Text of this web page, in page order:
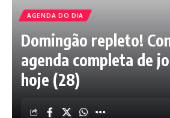
AGENDA DO DIA
Domingão repleto!
agenda completa de
hoje (28)